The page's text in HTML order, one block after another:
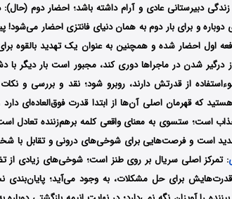
دبیرستانی عادی و آرام داشته باشد؛ احضار دوم
دوباره و برای بار دوم به همان دنیای فانتزی احضار
اول احضار شده و همچنین به عنوان یک تهدید بالقوه
درگیر شدن در ماجراها دوری کند، مجبور است بار دیگر
از قدرتش دارند، روبرو شود؛ نقد و بررسی و
که قهرمان اصلی آن‌ها از ابتدا قدرت فوق‌العاده‌ای
است؛ ستسوی به معنای واقعی کلمه برهم‌زننده تعادل
است و فرصت‌هایی برای شوخی‌های درونی و تقابل با
: تمرکز اصلی سریال بر روی طنز است؛ شوخی‌های زیادی از
قدرت‌هایش برای حل مشکلات، به وجود می‌آید؛